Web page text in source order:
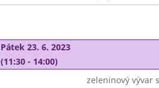
Pátek 23. 6. 2023
(11:30 - 14:00)
zeleninový vývar